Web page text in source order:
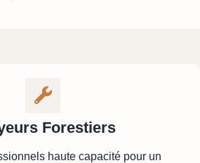
Forestiers
haute capacité pour un